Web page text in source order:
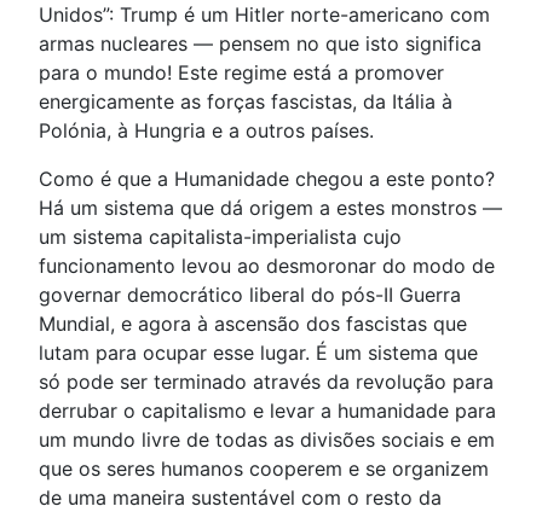
Unidos”: Trump é um Hitler norte-americano com
armas nucleares — pensem no que isto significa
para o mundo! Este regime está a promover
energicamente as forças fascistas, da Itália à
Polónia, à Hungria e a outros países.
Como é que a Humanidade chegou a este ponto?
Há um sistema que dá origem a estes monstros —
um sistema capitalista-imperialista cujo
funcionamento levou ao desmoronar do modo de
governar democrático liberal do pós-II Guerra
Mundial, e agora à ascensão dos fascistas que
lutam para ocupar esse lugar. É um sistema que
só pode ser terminado através da revolução para
derrubar o capitalismo e levar a humanidade para
um mundo livre de todas as divisões sociais e em
que os seres humanos cooperem e se organizem
de uma maneira sustentável com o resto da